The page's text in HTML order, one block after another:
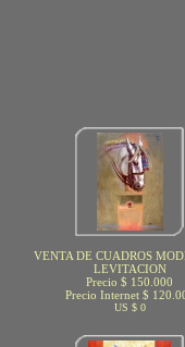
VENTA DE CUADROS
LEVITACION
Precio $ 150.000
Precio Internet $
US $ 0